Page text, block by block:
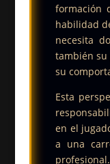
formación
habilidad
necesita
también su
su
Esta
en el
a una
profesional.